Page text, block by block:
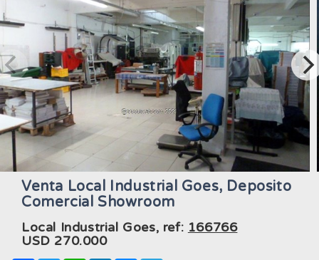
Venta Local Industrial Goes, Deposito
Comercial Showroom
Local Industrial Goes, ref: 166766
USD 270.000